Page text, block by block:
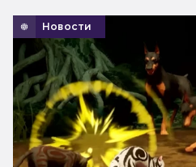
Новости